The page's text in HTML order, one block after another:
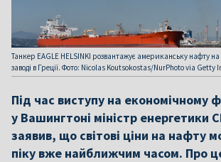
Танкер EAGLE HELSINKI розвантажує американську нафту
заводі в Греції. Фото: Nicolas Koutsokostas/NurPhoto via Getty
Під час виступу на економічному
у Вашингтоні міністр енергетики
заявив, що світові ціни на нафту
піку вже найближчим часом. Про